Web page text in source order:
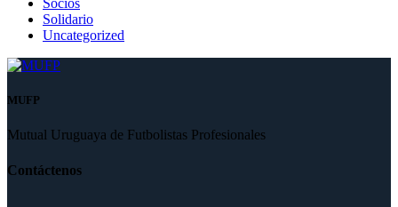
Socios
Solidario
Uncategorized
MUFP
Mutual Uruguaya de Futbolistas Profesionales
Contáctenos